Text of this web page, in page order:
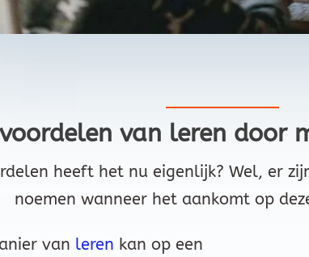
van leren door
heeft het nu eigenlijk? Wel, er
noemen wanneer het aankomt op
van leren kan op een